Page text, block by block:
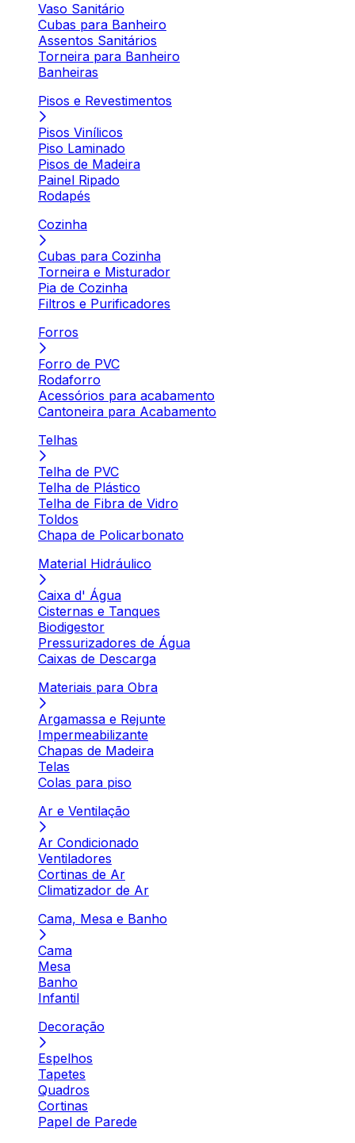
Vaso Sanitário
Cubas para Banheiro
Assentos Sanitários
Torneira para Banheiro
Banheiras
Pisos e Revestimentos
Pisos Vinílicos
Piso Laminado
Pisos de Madeira
Painel Ripado
Rodapés
Cozinha
Cubas para Cozinha
Torneira e Misturador
Pia de Cozinha
Filtros e Purificadores
Forros
Forro de PVC
Rodaforro
Acessórios para acabamento
Cantoneira para Acabamento
Telhas
Telha de PVC
Telha de Plástico
Telha de Fibra de Vidro
Toldos
Chapa de Policarbonato
Material Hidráulico
Caixa d' Água
Cisternas e Tanques
Biodigestor
Pressurizadores de Água
Caixas de Descarga
Materiais para Obra
Argamassa e Rejunte
Impermeabilizante
Chapas de Madeira
Telas
Colas para piso
Ar e Ventilação
Ar Condicionado
Ventiladores
Cortinas de Ar
Climatizador de Ar
Cama, Mesa e Banho
Cama
Mesa
Banho
Infantil
Decoração
Espelhos
Tapetes
Quadros
Cortinas
Papel de Parede